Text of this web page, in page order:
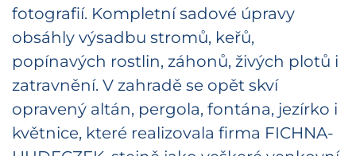
fotografií. Kompletní sadové úpravy
obsáhly výsadbu stromů, keřů,
popínavých rostlin, záhonů, živých plotů i
zatravnění. V zahradě se opět skví
opravený altán, pergola, fontána, jezírko i
květnice, které realizovala firma FICHNA-